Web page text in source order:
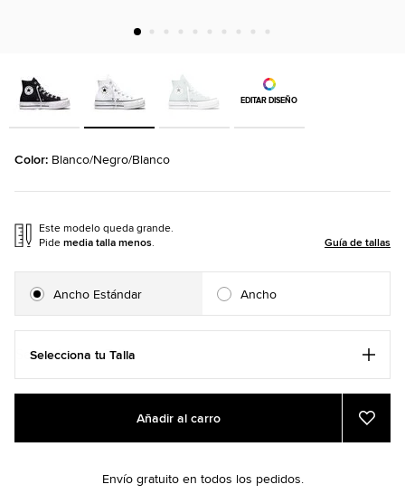
Color: Blanco/Negro/Blanco
EDITAR DISEÑO
Este modelo queda grande.
Pidemedia talla menos. Guía de tallas
Ancho Estándar Ancho
Selecciona tu Talla
Add
cart
Product
Añadir al carro
a
Envío gratuito en todos los pedidos.